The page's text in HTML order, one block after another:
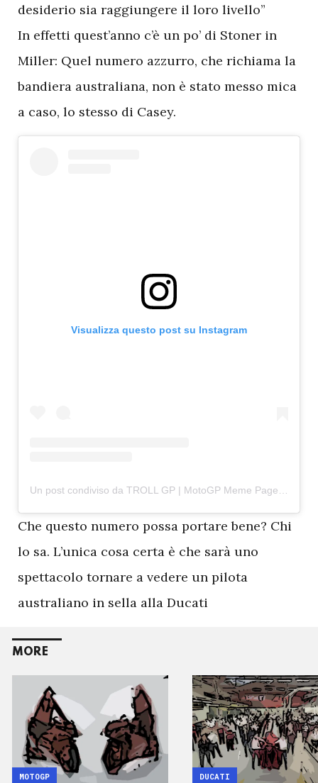
desiderio sia raggiungere il loro livello”
In effetti quest’anno c’è un po’ di Stoner in
Miller: Quel numero azzurro, che richiama la
bandiera australiana, non è stato messo mica
a caso, lo stesso di Casey.
Visualizza questo post su Instagram
Che questo numero possa portare bene? Chi
lo sa. L’unica cosa certa è che sarà uno
spettacolo tornare a vedere un pilota
australiano in sella alla Ducati
MORE
MOTOGP DUCATI